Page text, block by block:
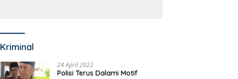
Kriminal
24 April 2022
Polisi Terus Dalami Motif